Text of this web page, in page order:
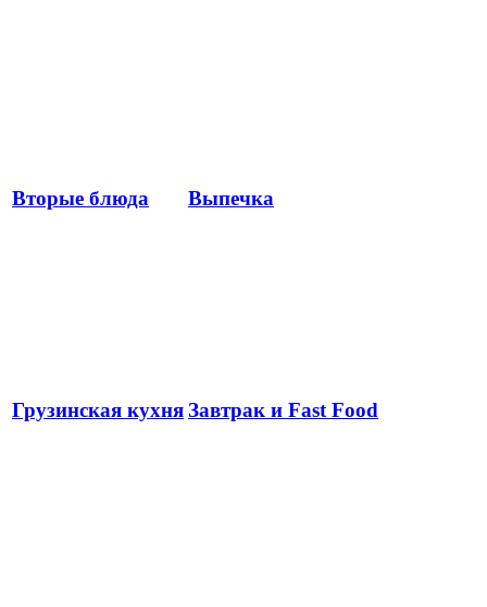
Вторые блюда Выпечка
Грузинская кухняЗавтрак и Fast Food